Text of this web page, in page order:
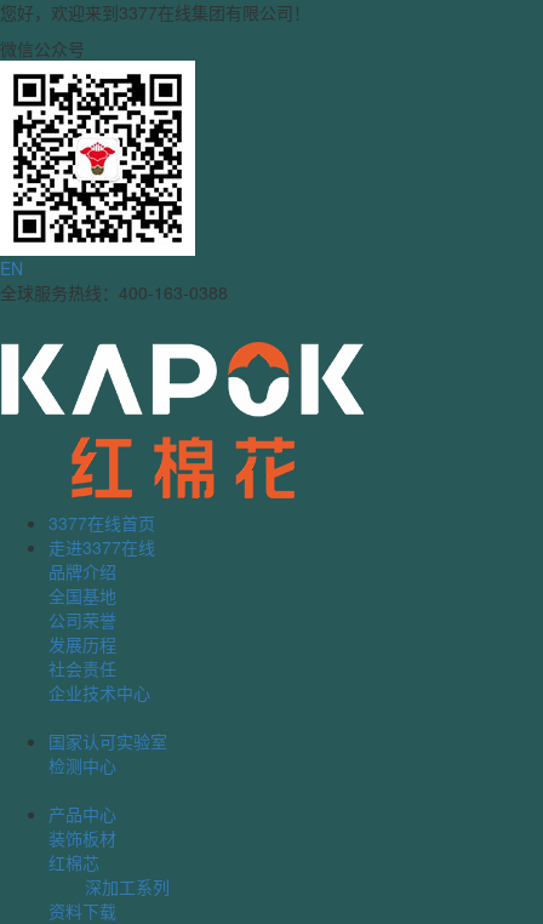
您好，欢迎来到3377在线集团有限公司！
微信公众号
EN
全球服务热线：400-163-0388
3377在线首页
走进3377在线
品牌介绍
全国基地
公司荣誉
发展历程
社会责任
企业技术中心
国家认可实验室
检测中心
产品中心
装饰板材
红棉芯
深加工系列
资料下载